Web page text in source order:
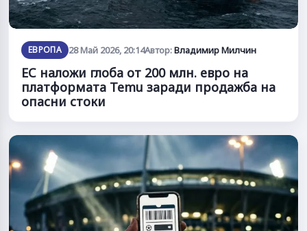
ЕВРОПА 28 Май 2026, 20:14Автор:Владимир Милчин
ЕС наложи глоба от 200 млн. евро на
платформата Temu заради продажба на
опасни стоки